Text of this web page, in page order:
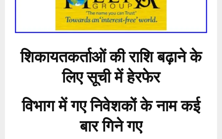
शिकायतकर्ताओं की राशि बढ़ाने के
लिए सूची में हेरफेर
विभाग में गए निवेशकों के नाम कई
बार गिने गए